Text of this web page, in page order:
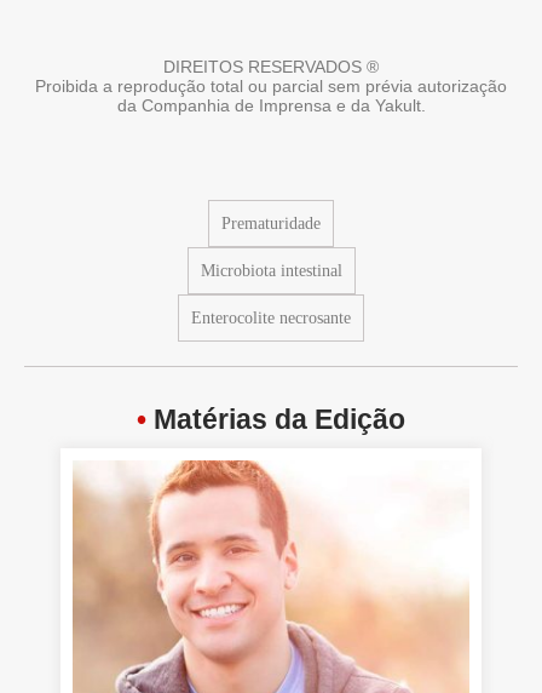
DIREITOS RESERVADOS ®
Proibida a reprodução total ou parcial sem prévia autorização
da Companhia de Imprensa e da Yakult.
Prematuridade
Microbiota intestinal
Enterocolite necrosante
• Matérias da Edição